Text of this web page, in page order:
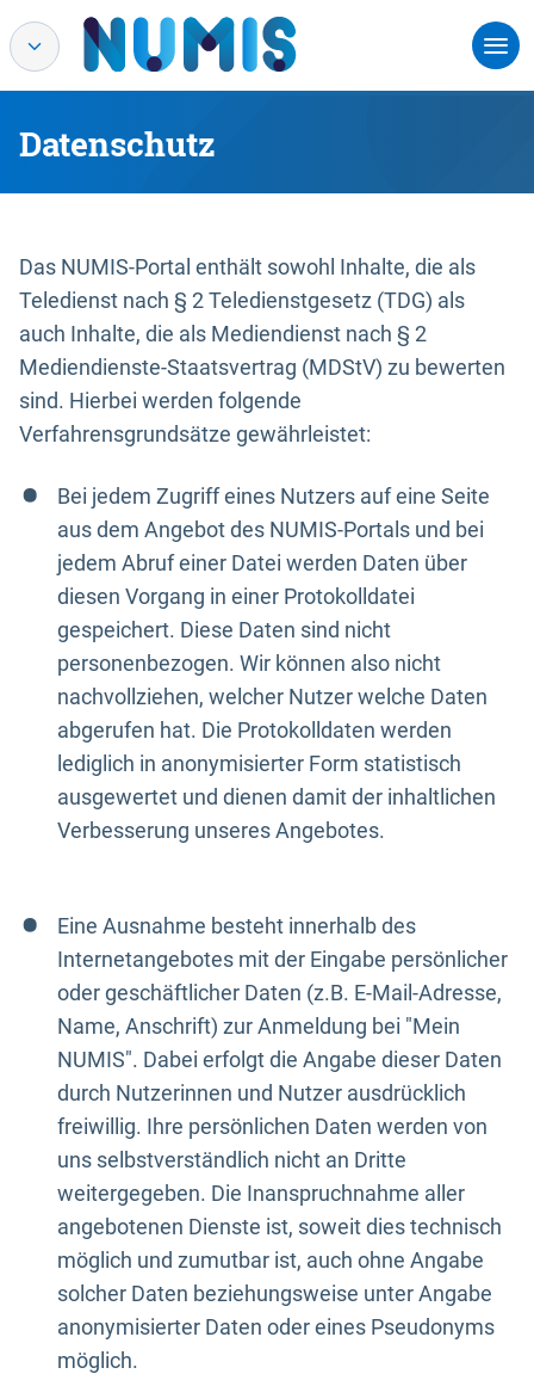
Datenschutz
Das NUMIS-Portal enthält sowohl Inhalte, die als
Teledienst nach § 2 Teledienstgesetz (TDG) als
auch Inhalte, die als Mediendienst nach § 2
Mediendienste-Staatsvertrag (MDStV) zu bewerten
sind. Hierbei werden folgende
Verfahrensgrundsätze gewährleistet:
Bei jedem Zugriff eines Nutzers auf eine Seite
aus dem Angebot des NUMIS-Portals und bei
jedem Abruf einer Datei werden Daten über
diesen Vorgang in einer Protokolldatei
gespeichert. Diese Daten sind nicht
personenbezogen. Wir können also nicht
nachvollziehen, welcher Nutzer welche Daten
abgerufen hat. Die Protokolldaten werden
lediglich in anonymisierter Form statistisch
ausgewertet und dienen damit der inhaltlichen
Verbesserung unseres Angebotes.
Eine Ausnahme besteht innerhalb des
Internetangebotes mit der Eingabe persönlicher
oder geschäftlicher Daten (z.B. E-Mail-Adresse,
Name, Anschrift) zur Anmeldung bei "Mein
NUMIS". Dabei erfolgt die Angabe dieser Daten
durch Nutzerinnen und Nutzer ausdrücklich
freiwillig. Ihre persönlichen Daten werden von
uns selbstverständlich nicht an Dritte
weitergegeben. Die Inanspruchnahme aller
angebotenen Dienste ist, soweit dies technisch
möglich und zumutbar ist, auch ohne Angabe
solcher Daten beziehungsweise unter Angabe
anonymisierter Daten oder eines Pseudonyms
möglich.